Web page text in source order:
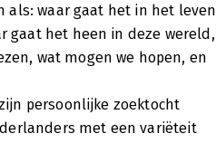
als: waar gaat het in het leven
gaat het heen in deze wereld,
wat mogen we hopen, en
persoonlijke zoektocht
met een variëteit